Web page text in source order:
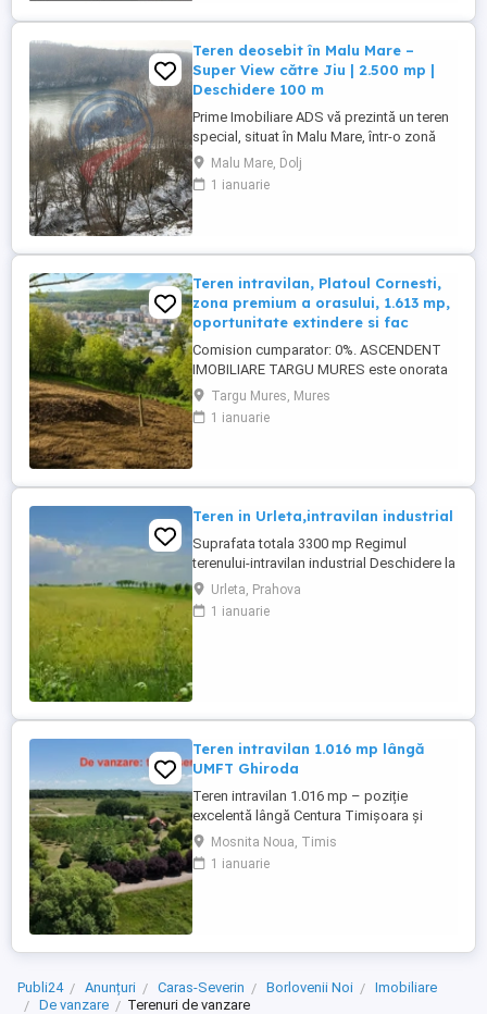
separat , ideal ...
Teren deosebit în Malu Mare –
Super View către Jiu | 2.500 mp |
Deschidere 100 m
Prime Imobiliare ADS vă prezintă un teren
special, situat în Malu Mare, într-o zonă
liniștită și apreciată, ideal pentru
construcția unei locuințe de vis sau pentru
investiție. Proprietatea se remarcă printr-
priveliște care ...
Malu Mare, Dolj
1 ianuarie
Teren intravilan, Platoul Cornesti,
zona premium a orasului, 1.613 mp,
oportunitate extindere si fac
Comision cumparator: 0%. ASCENDENT
IMOBILIARE TARGU MURES este onorata
sa va prezinte o REPREZENTARE
IMOBILIARA particularizata prin vanzarea
unui teren intravilan 1613mp, excelent
ferita de orice sursa de poluare, ...
Targu Mures, Mures
1 ianuarie
Teren in Urleta,intravilan industrial
Suprafata totala 3300 mp Regimul
terenului-intravilan industrial Deschidere la
drum asfaltat -16 ml
Utilitati:apa,gaz,curent electric,iluminat
public Se preteaza pentru
Urleta, Prahova
1 ianuarie
Teren intravilan 1.016 mp lângă
UMFT Ghiroda
Teren intravilan 1.016 mp – poziție
excelentă lângă Centura Timișoara și
UMFT Ghiroda – 50 €/mp negociabil
Teren intravilan în Moșnița Veche, cu
suprafața de 1.016 mp, situat într-o zonă
Mosnita Noua, Timis
1 ianuarie
Publi24 Anunțuri Caras-Severin Borlovenii Noi
Imobiliare
De vanzare
Terenuri de vanzare